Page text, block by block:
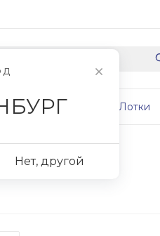
Фундаменты Лотки
Нет, другой